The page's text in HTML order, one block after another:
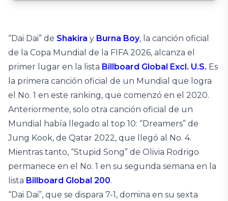
“Dai Dai” de Shakira y Burna Boy, la canción oficial
de la Copa Mundial de la FIFA 2026, alcanza el
primer lugar en la lista Billboard Global Excl. U.S. Es
la primera canción oficial de un Mundial que logra
el No. 1 en este ranking, que comenzó en el 2020.
Anteriormente, solo otra canción oficial de un
Mundial había llegado al top 10: “Dreamers” de
Jung Kook, de Qatar 2022, que llegó al No. 4.
Mientras tanto, “Stupid Song” de Olivia Rodrigo
permanece en el No. 1 en su segunda semana en la
lista Billboard Global 200.
“Dai Dai”, que se dispara 7-1, domina en su sexta